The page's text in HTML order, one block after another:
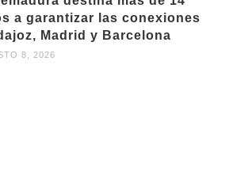
a garantizar las conexiones
Madrid y Barcelona
8, 2026